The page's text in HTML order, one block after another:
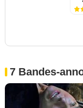
7 Bandes-